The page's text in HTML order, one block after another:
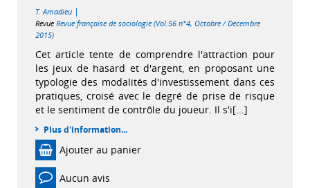
T. Amadieu |
Revue Revue française de sociologie (Vol.56 n°4, Octobre / Décembre
2015)
Cet article tente de comprendre l'attraction pour
les jeux de hasard et d'argent, en proposant une
typologie des modalités d'investissement dans ces
pratiques, croisé avec le degré de prise de risque
et le sentiment de contrôle du joueur. Il s'i[...]
Plus d'information...
Ajouter au panier
Aucun avis